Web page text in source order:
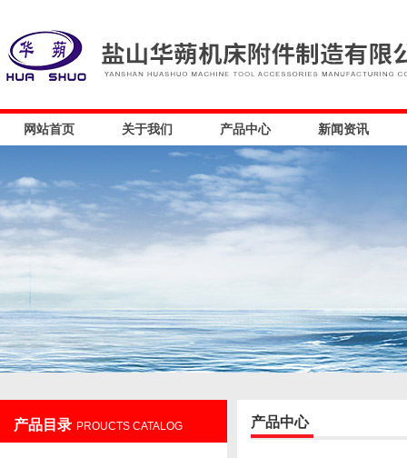
网站首页 关于我们 产品中心 新闻资讯
产品目录 PROUCTS CATALOG 产品中心